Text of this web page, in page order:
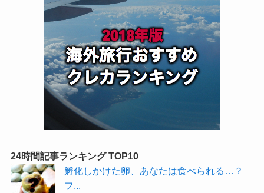
24時間記事ランキング TOP10
孵化しかけた卵、あなたは食べられる…？
フ...